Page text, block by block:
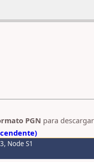
PGN para
Node S1